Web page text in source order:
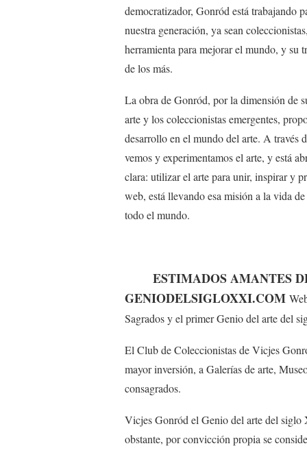
democratizador, Gonród está trabajando
nuestra generación, ya sean
herramienta para mejorar el mundo, y su
de los más.
La obra de Gonród, por la dimensión de
arte y los coleccionistas emergentes,
desarrollo en el mundo del arte. A través
vemos y experimentamos el arte, y está
clara: utilizar el arte para unir, inspirar y
web, está llevando esa misión a la vida
todo el mundo.
ESTIMADOS AMANTES
GENIODELSIGLOXXI.COM
Sagrados y el primer Genio del arte del
El Club de Coleccionistas de Vicjes
mayor inversión, a Galerías de arte,
consagrados.
Vicjes Gonród el Genio del arte del siglo
obstante, por convicción propia se